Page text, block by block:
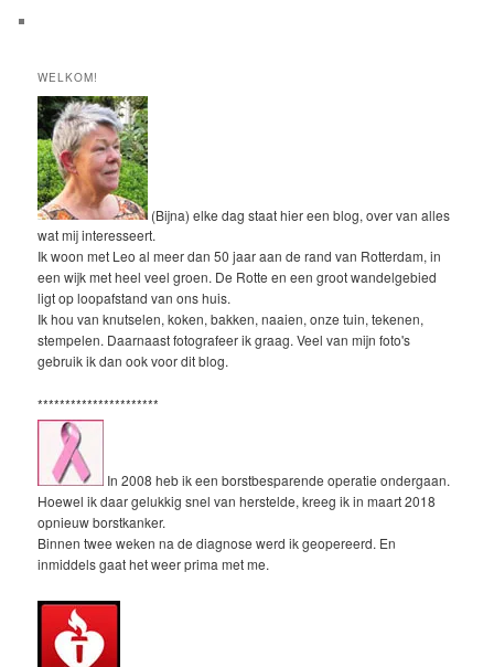
WELKOM!
(Bijna) elke dag staat hier een blog, over van alles
wat mij interesseert.
Ik woon met Leo al meer dan 50 jaar aan de rand van Rotterdam, in
een wijk met heel veel groen. De Rotte en een groot wandelgebied
ligt op loopafstand van ons huis.
Ik hou van knutselen, koken, bakken, naaien, onze tuin, tekenen,
stempelen. Daarnaast fotografeer ik graag. Veel van mijn foto's
gebruik ik dan ook voor dit blog.
**********************
In 2008 heb ik een borstbesparende operatie ondergaan.
Hoewel ik daar gelukkig snel van herstelde, kreeg ik in maart 2018
opnieuw borstkanker.
Binnen twee weken na de diagnose werd ik geopereerd. En
inmiddels gaat het weer prima met me.